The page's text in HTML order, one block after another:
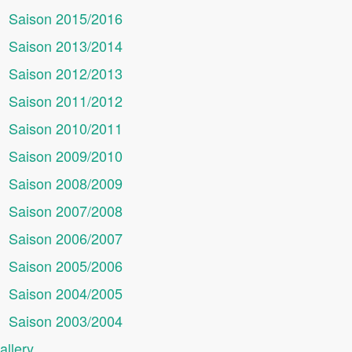
Saison 2015/2016
Saison 2013/2014
Saison 2012/2013
Saison 2011/2012
Saison 2010/2011
Saison 2009/2010
Saison 2008/2009
Saison 2007/2008
Saison 2006/2007
Saison 2005/2006
Saison 2004/2005
Saison 2003/2004